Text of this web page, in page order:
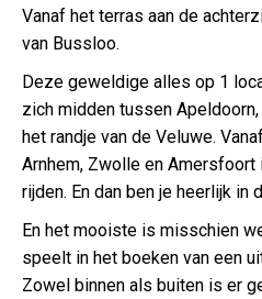
Vanaf het terras aan de
van Bussloo.
Deze geweldige alles op 1
zich midden tussen
het randje van de Veluwe.
Arnhem, Zwolle en Amersfoort
rijden. En dan ben je heerlijk in
En het mooiste is misschien
speelt in het boeken van een
Zowel binnen als buiten is er